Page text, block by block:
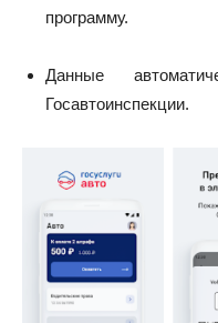
программу.
Данные
Госавтоинспекции.